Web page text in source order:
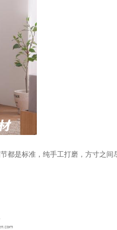
都是标准，纯手工打磨，方寸之间